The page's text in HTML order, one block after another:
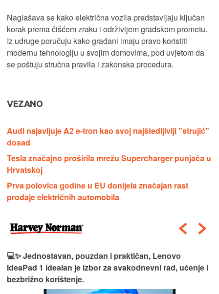
Naglašava se kako električna vozila predstavljaju ključan
korak prema čišćem zraku i održivijem gradskom prometu.
Iz udruge poručuju kako građani imaju pravo koristiti
modernu tehnologiju u svojim domovima, pod uvjetom da
se poštuju stručna pravila i zakonska procedura.
VEZANO
Audi najavljuje A2 e-tron kao svoj najštedljiviji "strujić"
dosad
Tesla značajno proširila mrežu Supercharger punjača u
Hrvatskoj
Prva polovica godine u EU donijela značajan rast
prodaje električnih automobila
💻✨ Jednostavan, pouzdan i praktičan, Lenovo
IdeaPad 1 idealan je izbor za svakodnevni rad, učenje i
bezbrižno korištenje.